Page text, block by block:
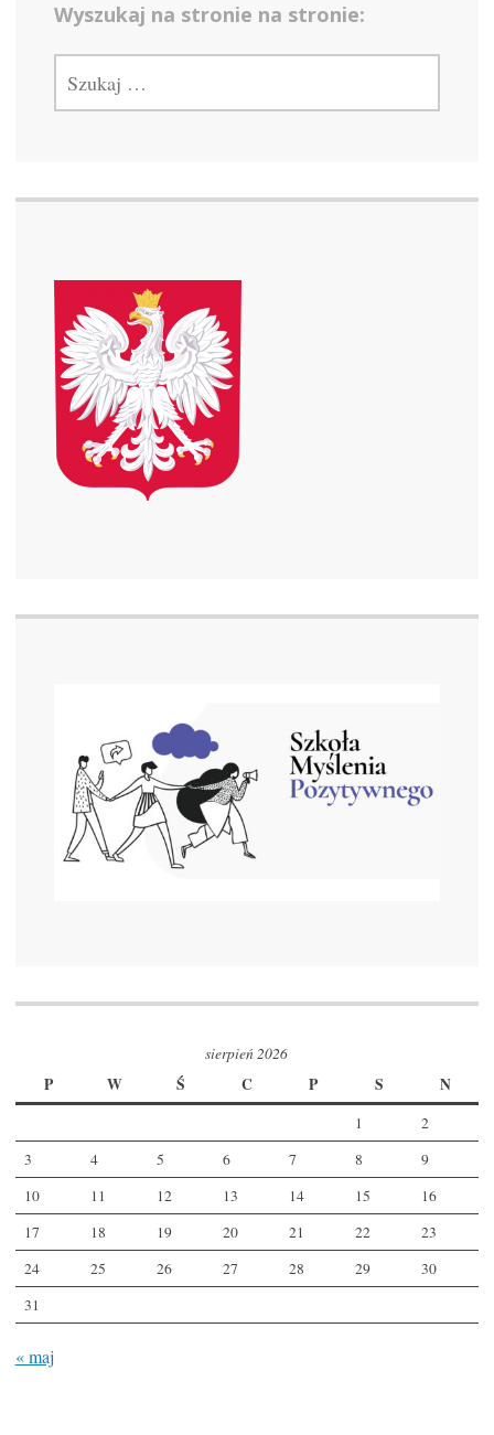
Wyszukaj na stronie na stronie:
SZUKAJ:
sierpień 2026
P W Ś C P S N
1
2
3
4 5 6 7 8
9
10
11 12 13 14 15
16
17
18 19 20 21 22
23
24
25 26 27 28 29
30
31
« maj